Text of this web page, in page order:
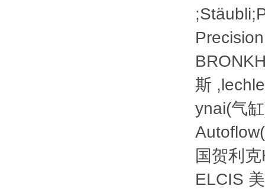
斯
ynai(气
国贺利
ELCIS